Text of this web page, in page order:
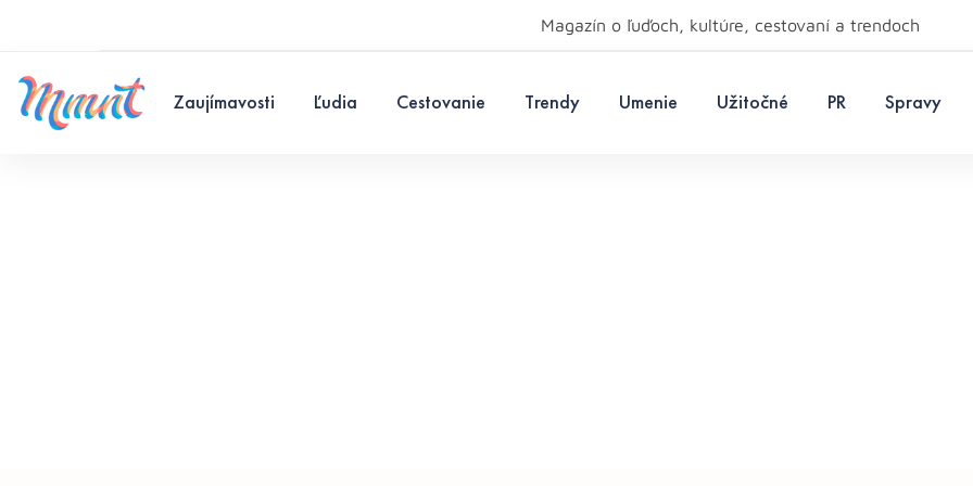
Magazín o ľuďoch, kultúre, cestovaní a trendoch
Zaujímavosti Ľudia Cestovanie Trendy Umenie Užitočné PR Spravy